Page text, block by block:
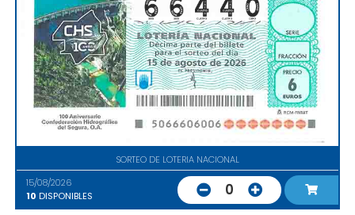
SORTEO DE LOTERIA NACIONAL
15/08/2026
10 DISPONIBLES 0